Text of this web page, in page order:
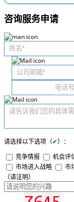
咨询服务申请
请选择以下选项（✔）：
竞争情报
机会评
市场进入战略
市
（请注明）